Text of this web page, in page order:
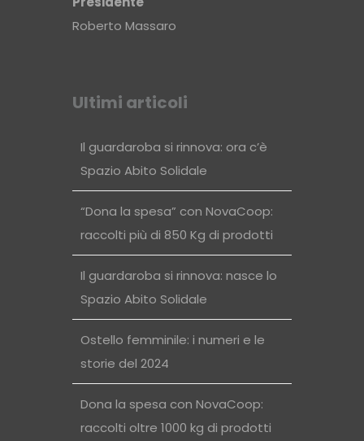
Roberto Massaro
Ultimi articoli
Il guardaroba si rinnova: ora c’è
Spazio Abito Solidale
“Dona la spesa” con NovaCoop:
raccolti più di 850 Kg di prodotti
Il guardaroba si rinnova: nasce lo
Spazio Abito Solidale
Ostello femminile: i numeri e le
storie del 2024
Dona la spesa con NovaCoop:
raccolti oltre 1000 kg di prodotti